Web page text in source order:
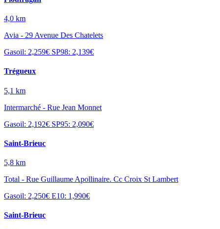
4,0 km
Avia - 29 Avenue Des Chatelets
Gasoil: 2,259€ SP98: 2,139€
Trégueux
5,1 km
Intermarché - Rue Jean Monnet
Gasoil: 2,192€ SP95: 2,090€
Saint-Brieuc
5,8 km
Total - Rue Guillaume Apollinaire. Cc Croix St Lambert
Gasoil: 2,250€ E10: 1,990€
Saint-Brieuc